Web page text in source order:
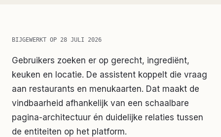
BIJGEWERKT OP 28 JULI 2026
Gebruikers zoeken er op gerecht, ingrediënt,
keuken en locatie. De assistent koppelt die vraag
aan restaurants en menukaarten. Dat maakt de
vindbaarheid afhankelijk van een schaalbare
pagina-architectuur én duidelijke relaties tussen
de entiteiten op het platform.